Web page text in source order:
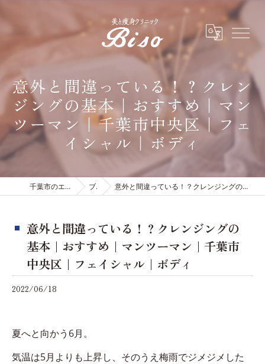
意外と間違っている！？クレン
ジングの基本｜おすすめ｜マン
ツーマン｜千葉市中央区｜フェ
イシャル｜ボディ
千葉市のエステは有限会社ビソウ ブログ 意外と間違っている！？クレンジングの基本｜おすすめ｜マンツーマン｜千葉市中央区｜フェイシャル｜ボディ
意外と間違っている！？クレンジングの
基本｜おすすめ｜マンツーマン｜千葉市
中央区｜フェイシャル｜ボディ
2022/06/18
夏へと向かう6月。
気温は5月よりも上昇し、そのうえ梅雨でジメジメした